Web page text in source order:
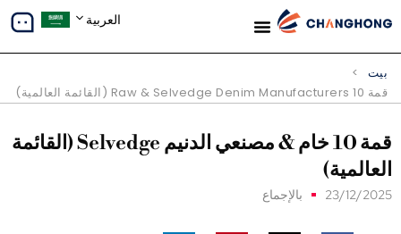
العربية
بيت >
قمة 10
Raw & Selvedge Denim Manufacturers(القائمة العالمية)
قمة 10 خام & مصنعي الدنيم Selvedge (القائمة
23/12/ بالإجماع